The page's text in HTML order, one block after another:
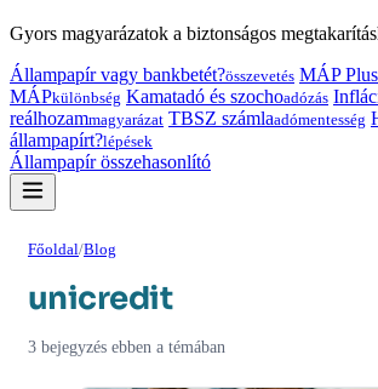
Gyors magyarázatok a biztonságos
Állampapír vagy bankbetét?összevetés MÁP
MÁPkülönbség Kamatadó és szochoadózás
reálhozammagyarázat TBSZ számlaadómentesség
állampapírt?lépések
Állampapír összehasonlító
Főoldal/Blog
unicredit
3 bejegyzés ebben a témában